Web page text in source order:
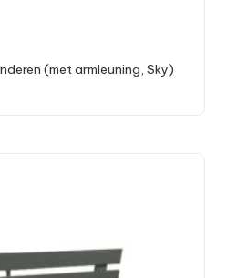
(met armleuning, Sky)